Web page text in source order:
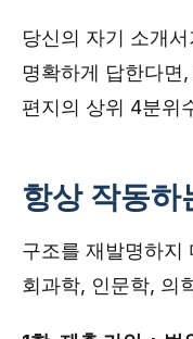
당신의 자기 소개
명확하게 답한다면
편지의 상위 4분위
항상 작동하
구조를 재발명하지
회과학, 인문학, 의